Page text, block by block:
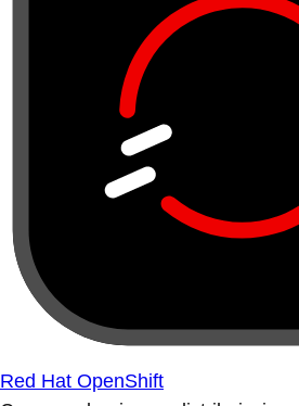
Red Hat OpenShift